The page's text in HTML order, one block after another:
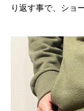
り返す事で、ショ